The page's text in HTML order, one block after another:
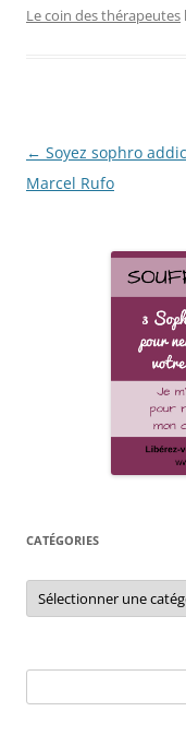
Le coin des thérapeutes
Navigation
des
← Soyez sophro
Marcel Rufo
CATÉGORIES
Catégories